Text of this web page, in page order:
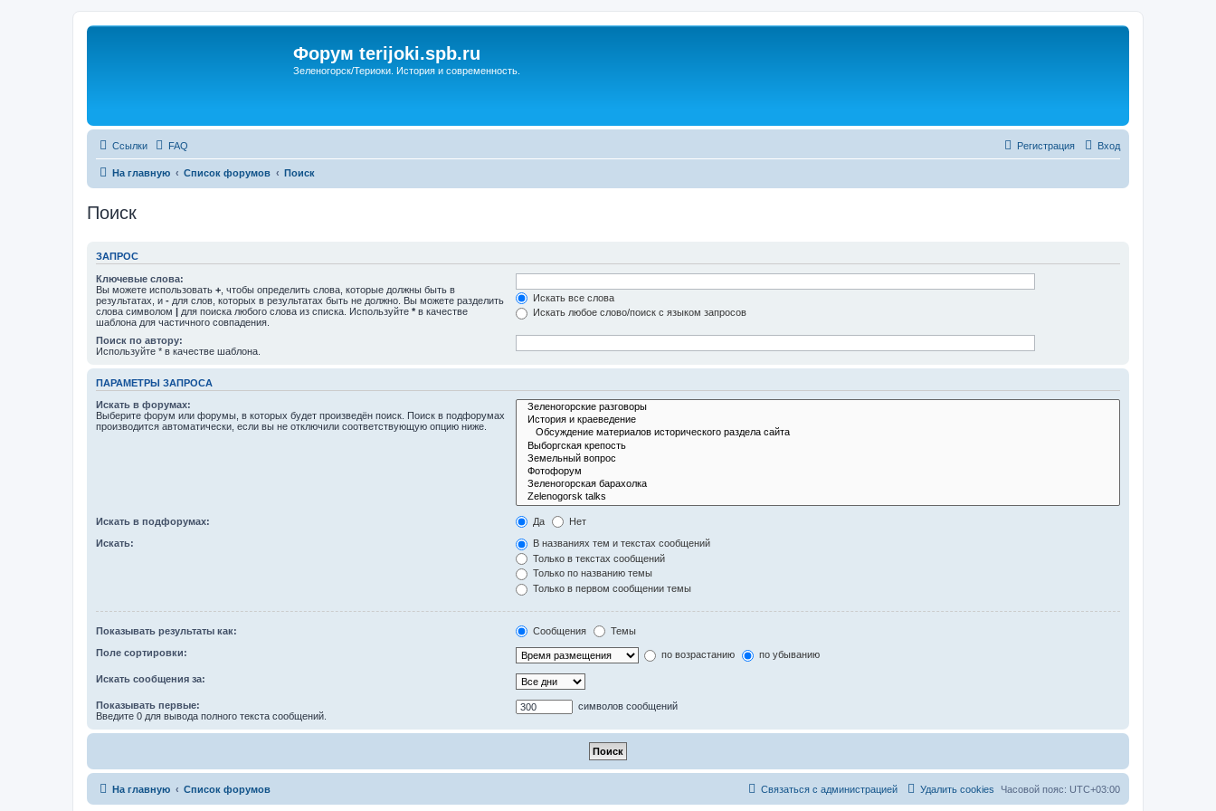
Форум terijoki.spb.ru
Зеленогорск/Териоки. История и современность.
Ссылки FAQ Вход
Регистрация
На главную Список форумов Поиск
Поиск
ЗАПРОС
Ключевые слова:
Вы можете использовать + , чтобы определить слова, которые должны быть в
результатах, и - для слов, которых в результатах быть не должно. Вы можете разделить
слова символом | для поиска любого слова из списка. Используйте * в качестве
шаблона для частичного совпадения.
Искать все слова
Искать любое слово/поиск с языком запросов
Поиск по автору:
Используйте * в качестве шаблона.
ПАРАМЕТРЫ ЗАПРОСА
Искать в форумах:
Выберите форум или форумы, в которых будет произведён поиск. Поиск в подфорумах
производится автоматически, если вы не отключили соответствующую опцию ниже.
Искать в подфорумах: Да Нет
Искать:
В названиях тем и текстах сообщений
Только в текстах сообщений
Только по названию темы
Только в первом сообщении темы
Показывать результаты как: Сообщения Темы
Поле сортировки: по возрастанию по убыванию
Искать сообщения за:
Показывать первые:
Введите 0 для вывода полного текста сообщений.
символов сообщений
На главную Список форумов Часовой пояс: UTC+03:00
Удалить cookies
Связаться с администрацией